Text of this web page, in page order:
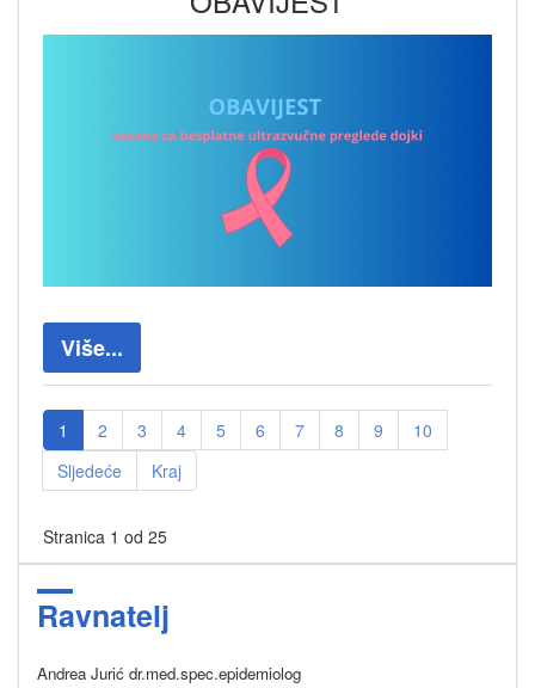
Više...
1 2 3 4 5 6 7 8 9
10
Sljedeće
Kraj
Stranica 1 od 25
Ravnatelj
Andrea Jurić dr.med.spec.epidemiolog